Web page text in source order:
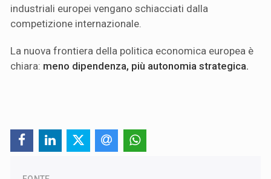
industriali europei vengano schiacciati dalla
competizione internazionale.
La nuova frontiera della politica economica europea è
chiara: meno dipendenza, più autonomia strategica.